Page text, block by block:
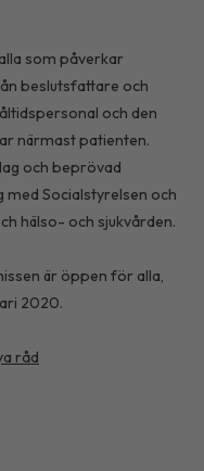
som påverkar
beslutsfattare och
och den
närmast patienten.
och beprövad
Socialstyrelsen och
hälso- och sjukvården.
är öppen för alla,
2020.
råd